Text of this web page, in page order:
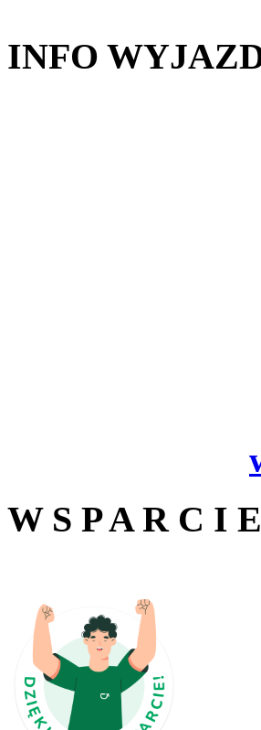
INFO
W S P A R C I E